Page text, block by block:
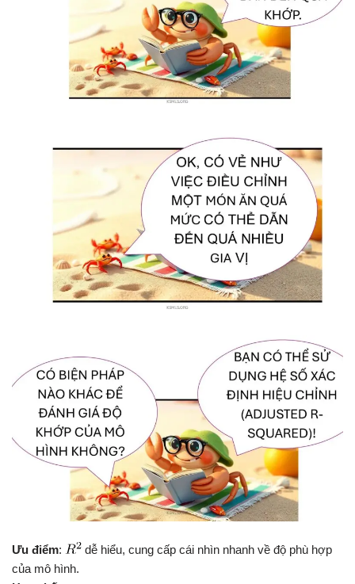
Ưu điểm:
dễ hiểu, cung cấp cái nhìn nhanh về độ phù hợp
của mô hình.